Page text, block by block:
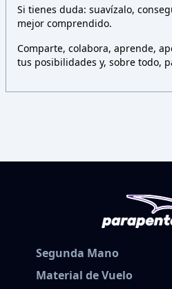
Si tienes duda: suavízalo,
mejor comprendido.
Comparte, colabora, aprende,
tus posibilidades y, sobre todo,
Segunda Mano
Material de Vuelo